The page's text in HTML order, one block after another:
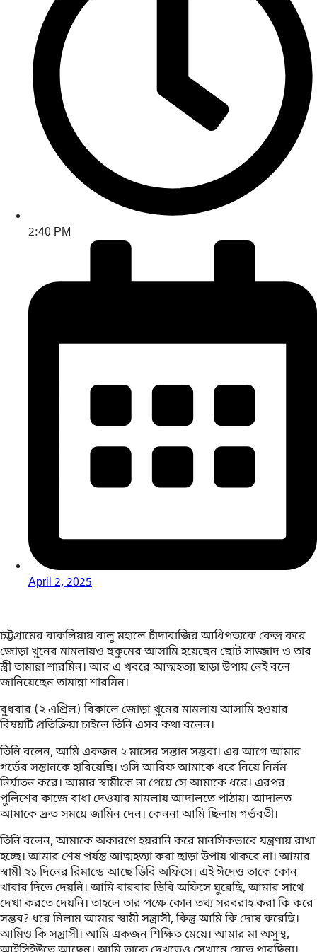
2:40 PM
April 2, 2025
চট্টগ্রামের বাকলিয়ায় বালু মহালে চাঁদাবাজির আধিপত্যকে কেন্দ্র করে
জোড়া খুনের মামলায়ও হুকুমের আসামি হয়েছেন ছোট সাজ্জাদ ও তার
স্ত্রী তামান্না শারমিন। আর এ খবরে আত্মহত্যা ছাড়া উপায় নেই বলে
জানিয়েছেন তামান্না শারমিন।
বুধবার (২ এপ্রিল) বিকালে জোড়া খুনের মামলায় আসামি হওয়ার
বিষয়টি প্রতিক্রিয়া চাইলে তিনি এসব কথা বলেন।
তিনি বলেন, আমি একজন ২ মাসের সন্তান সম্ভবা। এর আগে আমার
গর্ভের সন্তানকে হারিয়েছি। ওসি আরিফ আমাকে ধরে নিয়ে নির্মম
নির্যাতন করে। আমার স্বামীকে না পেয়ে সে আমাকে ধরে। এরপর
পুলিশের কাজে বাধা দেওয়ার মামলায় আদালতে পাঠায়। আদালত
আমাকে দ্রুত সময়ে জামিন দেন। কেননা আমি ছিলাম গর্ভবতী।
তিনি বলেন, আমাকে অকারণে হয়রানি করে মানসিকভাবে যন্ত্রণায় রাখা
হচ্ছে। আমার শেষ পর্যন্ত আত্মহত্যা করা ছাড়া উপায় থাকবে না। আমার
স্বামী ২১ দিনের রিমান্ডে আছে ডিবি অফিসে। এই ঈদেও তাকে কোন
খাবার দিতে দেয়নি। আমি বারবার ডিবি অফিসে ঘুরেছি, আমার সাথে
দেখা করতে দেয়নি। তাহলে তার পক্ষে কোন তথ্য সরবরাহ করা কি করে
সম্ভব? ধরে নিলাম আমার স্বামী সন্ত্রাসী, কিন্তু আমি কি দোষ করেছি।
আমিও কি সন্ত্রাসী। আমি একজন শিক্ষিত মেয়ে। আমার মা অসুস্থ,